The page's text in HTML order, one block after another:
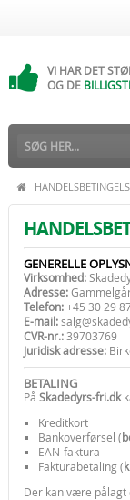
VI HAR DET
OG DE
GENERELLE
Virksomhed:
Adresse:
Telefon:+45 30 29
E-mail:
CVR-nr.: 39703769
Juridisk adresse:
BETALING
På Skadedyrs-fri.dk
Kreditkort
Bankoverførsel (
EAN-faktura
Fakturabetaling (
Der kan være